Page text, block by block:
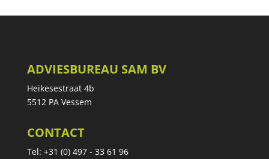
ADVIESBUREAU SAM BV
Heikesestraat 4b
5512 PA Vessem
CONTACT
Tel: +31 (0) 497 - 33 61 96